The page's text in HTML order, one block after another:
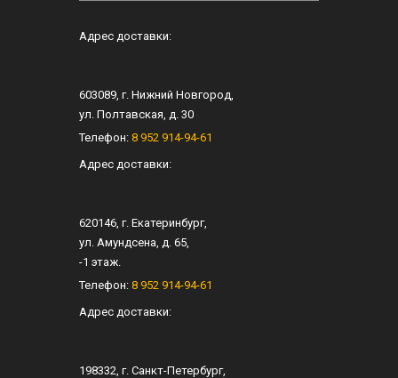
Адрес доставки:
603089 , г. Нижний Новгород
ул. Полтавская, д. 30
Телефон: 8 952 914-94-61
Адрес доставки:
620146 , г. Екатеринбург,
ул. Амундсена, д. 65
-1 этаж.
Телефон: 8 952 914-94-61
Адрес доставки:
198332 , г. Санкт-Петербург,